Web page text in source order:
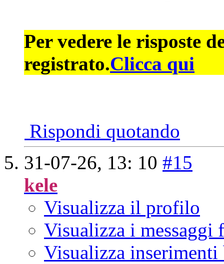
Per vedere le risposte
registrato.Clicca qui
Rispondi quotando
31-07-26, 13: 10 #15
kele
Visualizza il profilo
Visualizza i messaggi
Visualizza inserimenti